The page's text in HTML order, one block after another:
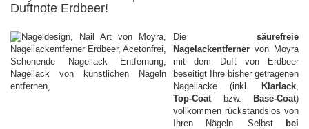
Duftnote Erdbeer!
Die säurefreie
Nagelackentferner von Moyra
mit dem Duft von Erdbeer
beseitigt Ihre bisher getragenen
Nagellacke (inkl. Klarlack
Top-Coat bzw. Base-Coat)
vollkommen rückstandslos von
Ihren Nägeln. Selbst bei